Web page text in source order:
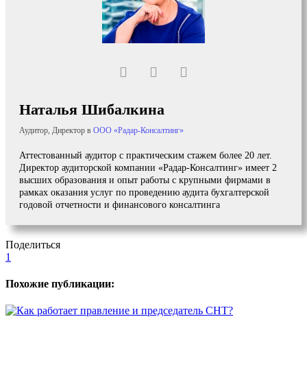
Наталья Шибалкина
Аудитор, Директор в ООО «Радар-Консалтинг»
Аттестованный аудитор с практическим стажем более 20 лет.
Директор аудиторской компании «Радар-Консалтинг» имеет 2
высших образования и опыт работы с крупными фирмами в
рамках оказания услуг по проведению аудита бухгалтерской
годовой отчетности и финансового консалтинга
Поделиться
1
Похожие публикации: